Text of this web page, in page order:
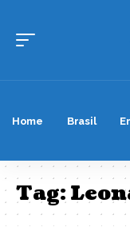
Home Brasil
Tag: